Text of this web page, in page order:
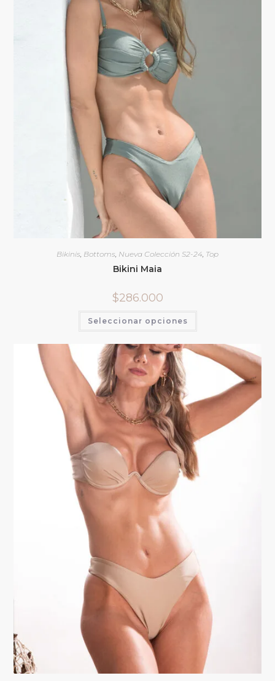
Bikinis Bottoms Nueva Colección S2-24 Top
Bikini Maia
$286.000
Seleccionar opciones